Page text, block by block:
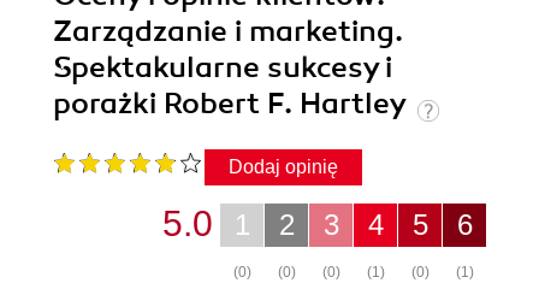
Zarządzanie i marketing.
Spektakularne sukcesy i
porażki Robert F. Hartley
Dodaj opinię
6
(1)
5
(0)
4
(1)
3
(0)
2
(0)
1
(0)
5.0